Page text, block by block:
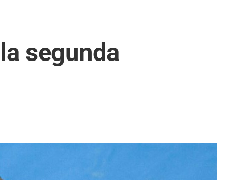
segunda